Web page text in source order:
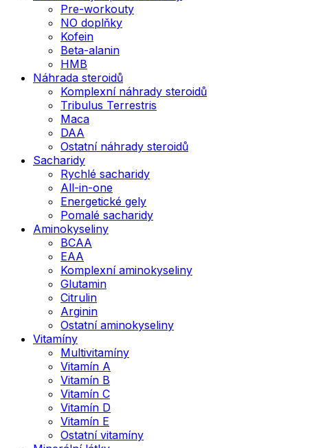
Pre-workouty
NO doplňky
Kofein
Beta-alanin
HMB
Náhrada steroidů
Komplexní náhrady steroidů
Tribulus Terrestris
Maca
DAA
Ostatní náhrady steroidů
Sacharidy
Rychlé sacharidy
All-in-one
Energetické gely
Pomalé sacharidy
Aminokyseliny
BCAA
EAA
Komplexní aminokyseliny
Glutamin
Citrulin
Arginin
Ostatní aminokyseliny
Vitamíny
Multivitamíny
Vitamín A
Vitamín B
Vitamín C
Vitamín D
Vitamín E
Ostatní vitamíny